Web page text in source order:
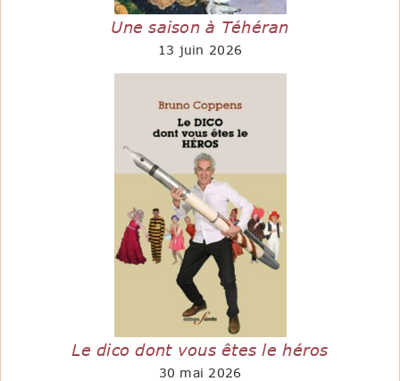
Une saison à Téhéran
13 juin 2026
Le dico dont vous êtes le héros
30 mai 2026